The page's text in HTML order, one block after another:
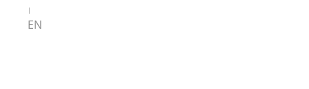
|
EN